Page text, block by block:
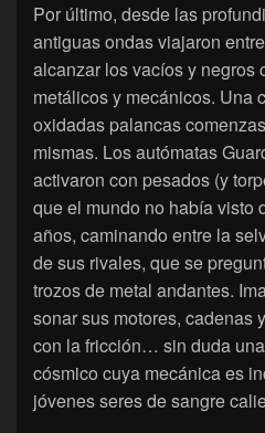
Por último, desde las
antiguas ondas viajaron
alcanzar los vacíos y negros
metálicos y mecánicos. Una
oxidadas palancas
mismas. Los autómatas
activaron con pesados (y
que el mundo no había visto
años, caminando entre la
de sus rivales, que se
trozos de metal andantes.
sonar sus motores, cadenas
con la fricción… sin duda
cósmico cuya mecánica es
jóvenes seres de sangre